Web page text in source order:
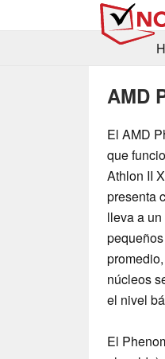
AMD
El AMD
que
Athlon II
presenta
lleva a
núcleos
el nivel
El